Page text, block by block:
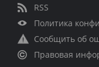
RSS
Политика
Сообщить об
Правовая